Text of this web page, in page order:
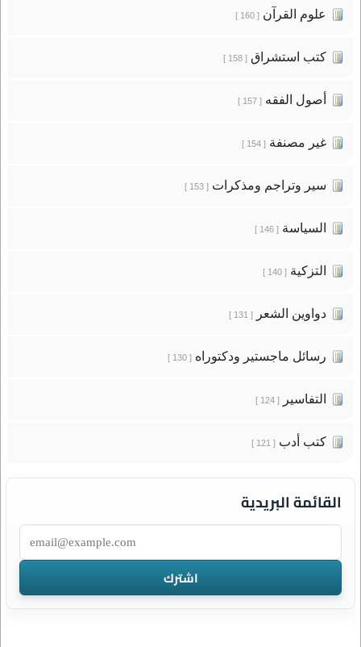
علوم القرآن[ 160 ]
كتب استشراق[ 158 ]
أصول الفقه[ 157 ]
غير مصنفة[ 154 ]
سير وتراجم ومذكرات[ 153 ]
السياسة[ 146 ]
التزكية[ 140 ]
دواوين الشعر[ 131 ]
رسائل ماجستير ودكتوراه[ 130 ]
التفاسير[ 124 ]
كتب أدب[ 121 ]
القائمة البريدية